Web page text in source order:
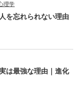
理学
を忘れられない理由
は最強な理由｜進化